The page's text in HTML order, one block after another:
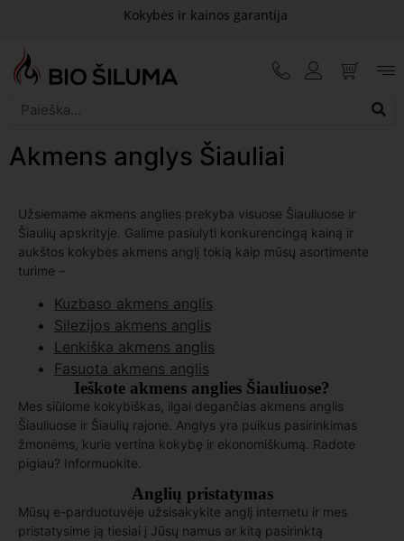
Kokybės ir kainos garantija
Akmens anglys Šiauliai
Užsiemame akmens anglies prekyba visuose Šiauliuose ir
Šiaulių apskrityje. Galime pasiulyti konkurencingą kainą ir
aukštos kokybės akmens anglį tokią kaip mūsų asortimente
turime –
Kuzbaso akmens anglis
Silezijos akmens anglis
Lenkiška akmens anglis
Fasuota akmens anglis
Ieškote akmens anglies Šiauliuose?
Mes siūlome kokybiškas, ilgai degančias akmens anglis
Šiauliuose ir Šiaulių rajone. Anglys yra puikus pasirinkimas
žmonėms, kurie vertina kokybę ir ekonomiškumą. Radote
pigiau? Informuokite.
Anglių pristatymas
Mūsų e-parduotuvėje užsisakykite anglį internetu ir mes
pristatysime ją tiesiai į Jūsų namus ar kitą pasirinktą